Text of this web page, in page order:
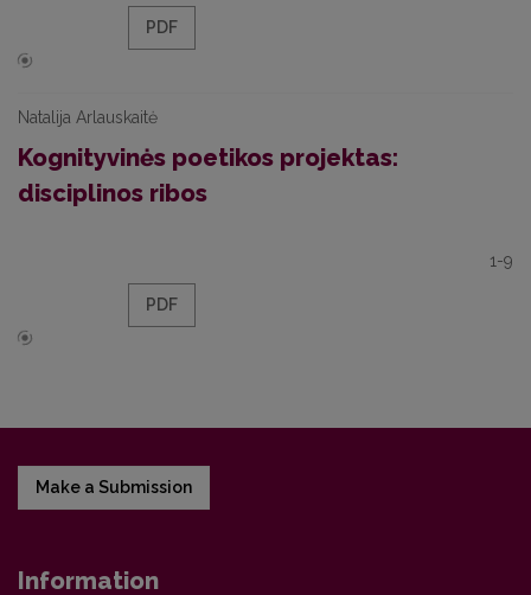
PDF
Natalija Arlauskaitė
Kognityvinės poetikos projektas:
disciplinos ribos
1-9
PDF
Make a Submission
Information